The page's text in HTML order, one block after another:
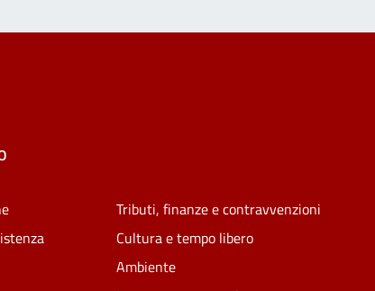
Tributi, finanze e contravvenzioni
Cultura e tempo libero
Ambiente